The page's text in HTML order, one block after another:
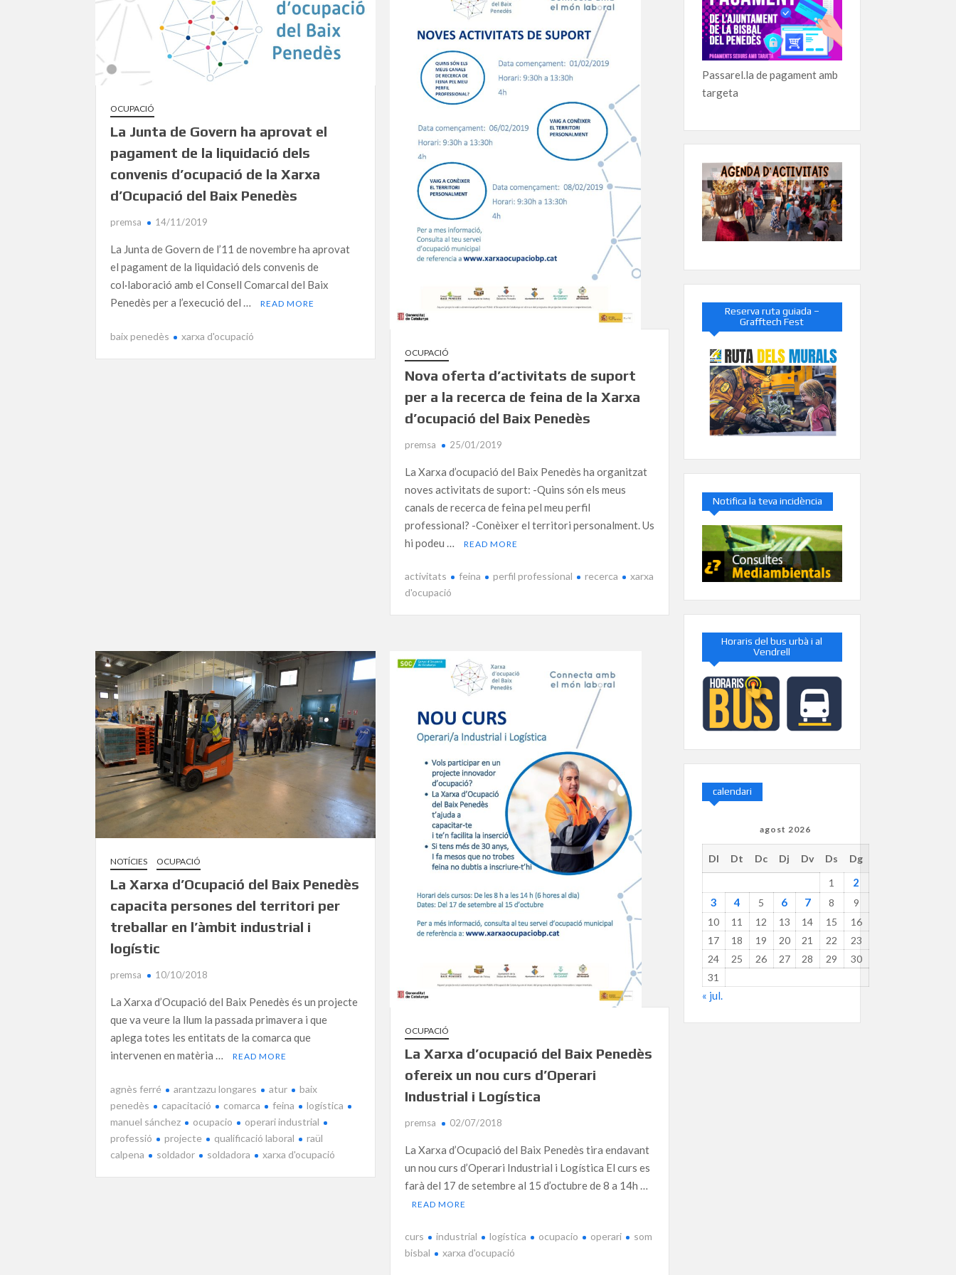
OCUPACIÓ
La Junta de Govern ha aprovat el
pagament de la liquidació dels
convenis d’ocupació de la Xarxa
d’Ocupació del Baix Penedès
premsa 14/11/2019
La Junta de Govern de l’11 de novembre ha aprovat
el pagament de la liquidació dels convenis de
col·laboració amb el Consell Comarcal del Baix
Penedès per a l’execució del …
READ MORE
baix penedès xarxa d'ocupació
OCUPACIÓ
Nova oferta d’activitats de suport
per a la recerca de feina de la Xarxa
d’ocupació del Baix Penedès
premsa 25/01/2019
La Xarxa d’ocupació del Baix Penedès ha organitzat
noves activitats de suport: -Quins són els meus
canals de recerca de feina pel meu perfil
professional? -Conèixer el territori personalment. Us
hi podeu …
READ MORE
activitats feina perfil professional recerca
xarxa
d'ocupació
NOTÍCIES OCUPACIÓ
La Xarxa d’Ocupació del Baix Penedès
capacita persones del territori per
treballar en l’àmbit industrial i
logístic
premsa 10/10/2018
La Xarxa d’Ocupació del Baix Penedès és un projecte
que va veure la llum la passada primavera i que
aplega totes les entitats de la comarca que
intervenen en matèria …
READ MORE
agnès ferré arantzazu longares atur
baix
penedès
capacitació comarca feina
logística
manuel sánchez
ocupacio
operari industrial
professió
projecte qualificació laboral
raül
calpena
soldador soldadora xarxa d'ocupació
OCUPACIÓ
La Xarxa d’ocupació del Baix Penedès
ofereix un nou curs d’Operari
Industrial i Logística
premsa 02/07/2018
La Xarxa d’Ocupació del Baix Penedès tira endavant
un nou curs d’Operari Industrial i Logística El curs es
farà del 17 de setembre al 15 d’octubre de 8 a 14h …
READ MORE
curs industrial logística ocupacio operari
som
bisbal
xarxa d'ocupació
Passarel.la de pagament amb
targeta
Reserva ruta guiada –
Grafftech Fest
Notifica la teva incidència
Horaris del bus urbà i al
Vendrell
calendari
agost 2026
Dl Dt Dc Dj Dv Ds
Dg
1
2
3
4 5 6 7 8
9
10
11 12 13 14 15
16
17
18 19 20 21 22
23
24
25 26 27 28 29
30
31
« jul.